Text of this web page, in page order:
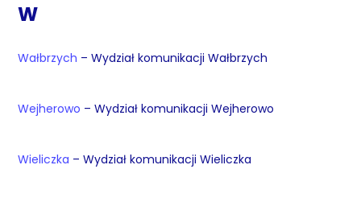
W
Wałbrzych – Wydział komunikacji Wałbrzych
Wejherowo – Wydział komunikacji Wejherowo
Wieliczka – Wydział komunikacji Wieliczka